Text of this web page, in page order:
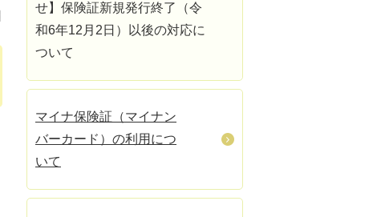
せ】保険証新規発行終了（令
和6年12月2日）以後の対応に
ついて
マイナ保険証（マイナン
バーカード）の利用につ
いて